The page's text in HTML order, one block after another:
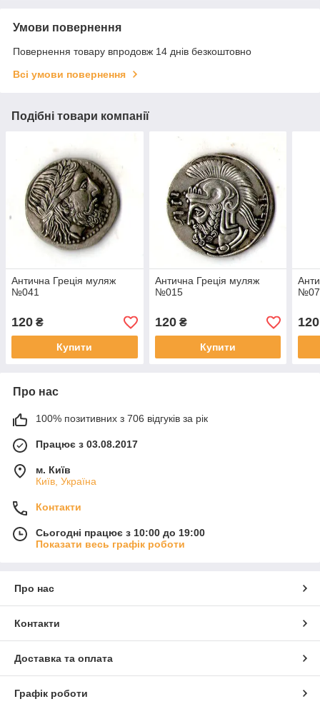
Умови повернення
Повернення товару впродовж 14 днів безкоштовно
Всі умови повернення
Подібні товари компанії
Антична Греція муляж
№041
120 ₴
Купити
Антична Греція муляж
№015
120₴
Купити
120
Про нас
100% позитивних з 706 відгуків за рік
Працює з 03.08.2017
м. Київ
Київ, Україна
Контакти
Сьогодні працює з 10:00 до 19:00
Показати весь графік роботи
Про нас
Контакти
Доставка та оплата
Графік роботи